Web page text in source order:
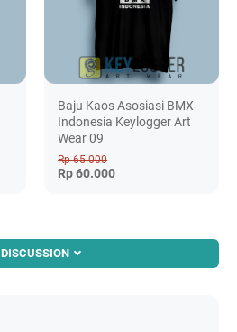
Baju Kaos Asosiasi BMX
Indonesia Keylogger Art
Wear 09
Rp 65.000
Rp 60.000
DISCUSSION